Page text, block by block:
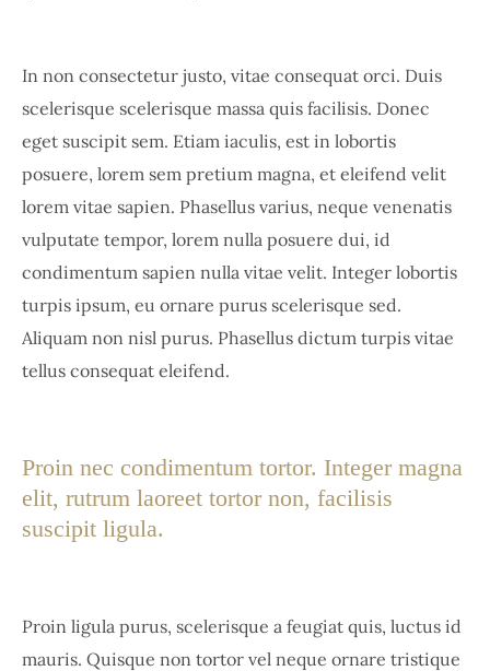
In non consectetur justo, vitae consequat orci. Duis
scelerisque scelerisque massa quis facilisis. Donec
eget suscipit sem. Etiam iaculis, est in lobortis
posuere, lorem sem pretium magna, et eleifend velit
lorem vitae sapien. Phasellus varius, neque venenatis
vulputate tempor, lorem nulla posuere dui, id
condimentum sapien nulla vitae velit. Integer lobortis
turpis ipsum, eu ornare purus scelerisque sed.
Aliquam non nisl purus. Phasellus dictum turpis vitae
tellus consequat eleifend.
Proin nec condimentum tortor. Integer magna
elit, rutrum laoreet tortor non, facilisis
suscipit ligula.
Proin ligula purus, scelerisque a feugiat quis, luctus id
mauris. Quisque non tortor vel neque ornare tristique